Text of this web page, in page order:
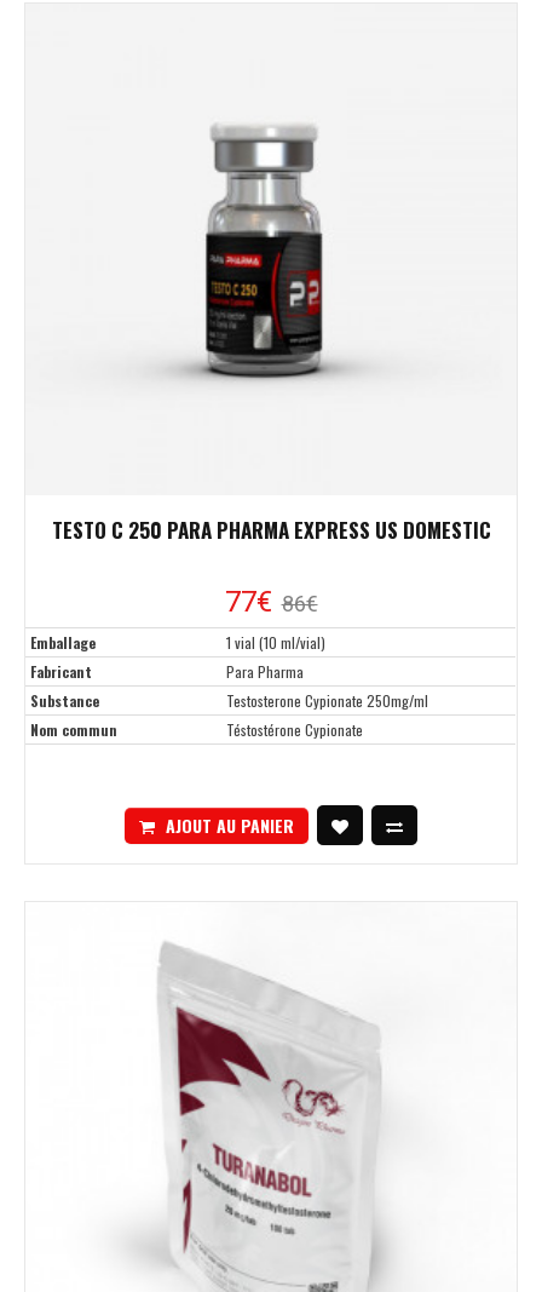
TESTO C 250 PARA PHARMA EXPRESS US DOMESTIC
77€ 86€
Emballage
1 vial (10 ml/vial)
Fabricant
Para Pharma
Substance
Testosterone Cypionate 250mg/ml
Nom commun
Téstostérone Cypionate
AJOUT AU PANIER